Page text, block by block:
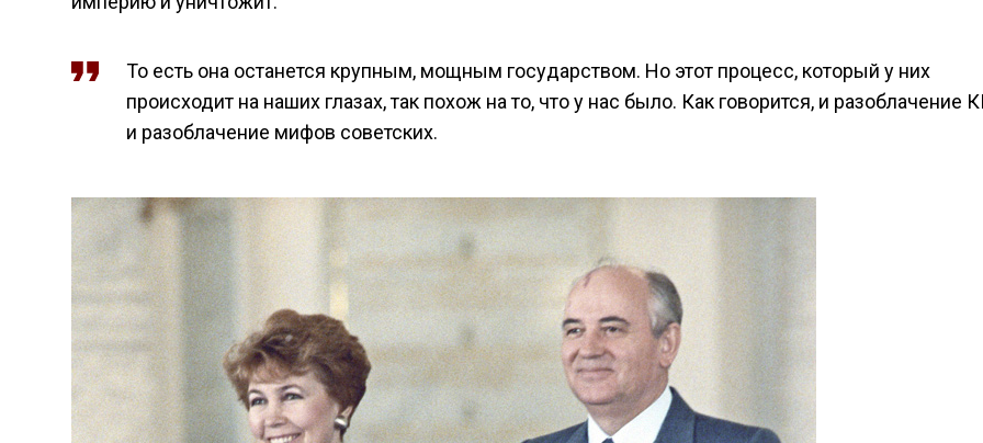
То есть она останется крупным, мощным государством. Но этот процесс, который у них
происходит на наших глазах, так похож на то, что у нас было. Как говорится, и разоблачение
и разоблачение мифов советских.